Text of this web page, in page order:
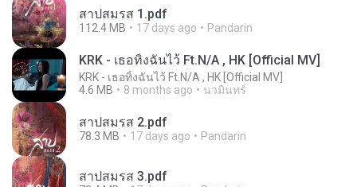
สาปสมรส 1.pdf
112.4 MB 17 days ago Pandarin
KRK - เธอทิ้งฉันไว้ Ft.N/A , HK [Official MV]
KRK - เธอทิ้งฉันไว้ Ft.N/A , HK [Official MV]
4.6 MB
8 months ago นวมินทร์
สาปสมรส 2.pdf
78.3 MB 17 days ago Pandarin
สาปสมรส 3.pdf